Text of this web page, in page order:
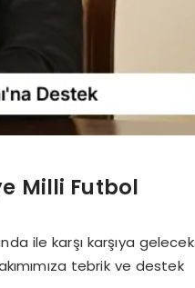
Milli Futbol
ile karşı karşıya gelecek.
tebrik ve destek